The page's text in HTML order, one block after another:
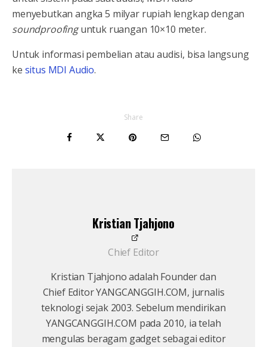
menyebutkan angka 5 milyar rupiah lengkap dengan
soundproofinguntuk ruangan 10×10 meter.
Untuk informasi pembelian atau audisi, bisa langsung
ke situs MDI Audio.
Share
Kristian Tjahjono
Chief Editor
Kristian Tjahjono adalah Founder dan
Chief Editor YANGCANGGIH.COM, jurnalis
teknologi sejak 2003. Sebelum mendirikan
YANGCANGGIH.COM pada 2010, ia telah
mengulas beragam gadget sebagai editor